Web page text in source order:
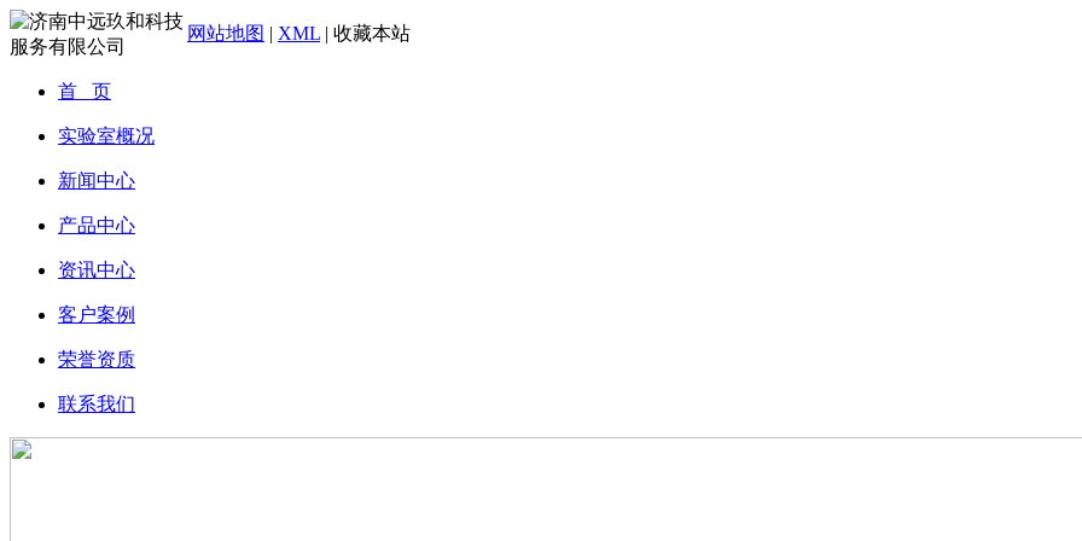
网站地图 | XML | 收藏本站
首 页
实验室概况
新闻中心
产品中心
资讯中心
客户案例
荣誉资质
联系我们